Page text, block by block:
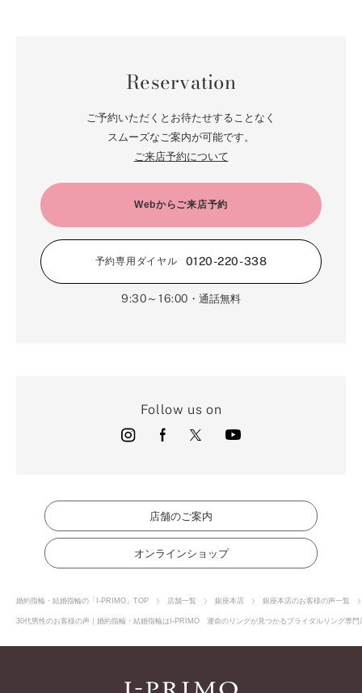
Reservation
ご予約いただくとお待たせすることなく
スムーズなご案内が可能です。
ご来店予約について
Webからご来店予約
予約専用ダイヤル 0120-220-338
9:30～16:00 ・通話無料
Follow us on
店舗のご案内
オンラインショップ
婚約指輪・結婚指輪の「I-PRIMO」TOP 店舗一覧 銀座本店 銀座本店のお客様の声一覧
30代男性のお客様の声｜婚約指輪・結婚指輪はI-PRIMO 運命のリングが見つかるブライダルリング専